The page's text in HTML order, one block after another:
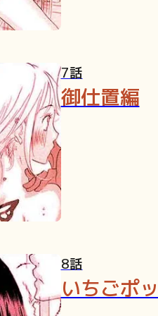
7話
御仕置編
8話
いちごポ